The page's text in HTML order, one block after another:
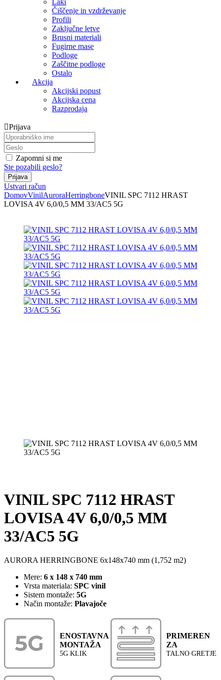
Laki
Čiščenje in vzdrževanje
Profili
Zaključne letve
Brusni materiali
Fugirne mase
Podloge
Zaščitne podloge
Ostalo
Akcija
Akcijski popust
Akcijska cena
Razprodaja
Prijava
Zapomni si me
Ste pozabili geslo?
Ustvari račun
DomovVinilAuroraHerringboneVINIL SPC 7112 HRAST
LOVISA 4V 6,0/0,5 MM 33/AC5 5G
VINIL SPC 7112 HRAST
LOVISA 4V 6,0/0,5 MM
33/AC5 5G
AURORA HERRINGBONE 6x148x740 mm (1,752 m2)
Mere: 6 x 148 x 740 mm
Vrsta materiala: SPC vinil
Sistem montaže: 5G
Način montaže: Plavajoče
ENOSTAVNA
MONTAŽA
5G KLIK
PRIMEREN
ZA
TALNO GRETJE